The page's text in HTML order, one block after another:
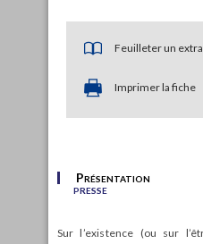
Feuilleter un
Imprimer la fiche
Présentation
presse
Sur l’existence (ou sur